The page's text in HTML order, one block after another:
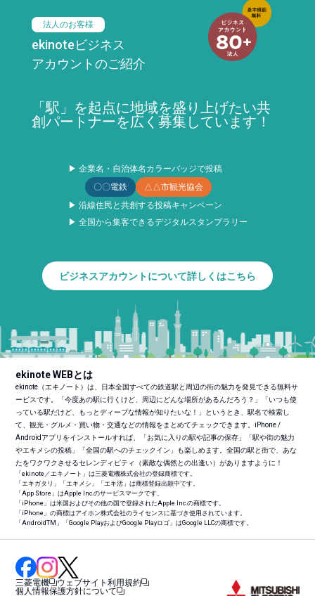
法人のお客様
ekinoteビジネス
アカウントのご紹介
「駅」を起点に地域を盛り上げたい共
創パートナーを広く募集しています！
▶ 企業名・自治体名カラーバッジで投稿
〇〇電鉄
△△市観光協会
▶ 沿線住民と共創する投稿キャンペーン
▶ 全国から集客できるデジタルスタンプラリー
ビジネスアカウントについて詳しくはこちら
ekinote WEBとは
ekinote（エキノート）は、日本全国すべての鉄道駅と周辺の街の魅力を発見できる無料サ
ービスです。「今度あの駅に行くけど、周辺にどんな場所があるんだろう？」「いつも使
っている駅だけど、もっとディープな情報が知りたいな！」というとき、駅名で検索し
て、観光・グルメ・買い物・交通などの情報をまとめてチェックできます。iPhone /
Androidアプリをインストールすれば、「お気に入りの駅や記事の保存」「駅や街の魅力
やエキメシの投稿」「全国の駅へのチェックイン」も楽しめます。全国の駅と街で、あな
たをワクワクさせるセレンディピティ（素敵な偶然との出逢い）がありますように！
「ekinote／エキノート」は三菱電機株式会社の登録商標です。
「エキガタリ」「エキメシ」「エキ活」は商標登録出願中です。
「App Store」はApple Inc.のサービスマークです。
「iPhone」は米国およびその他の国で登録されたApple Inc.の商標です。
「iPhone」の商標はアイホン株式会社のライセンスに基づき使用されています。
「AndroidTM 」「Google PlayおよびGoogle Playロゴ」はGoogle LLCの商標です。
三菱電機
ウェブサイト利用規約
個人情報保護方針について